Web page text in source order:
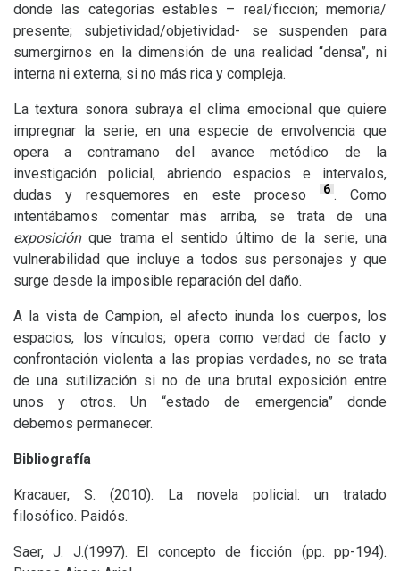
donde las categorías estables – real/ficción; memoria/
presente; subjetividad/objetividad- se suspenden para
sumergirnos en la dimensión de una realidad “densa”, ni
interna ni externa, si no más rica y compleja.
La textura sonora subraya el clima emocional que quiere
impregnar la serie, en una especie de envolvencia que
opera a contramano del avance metódico de la
investigación policial, abriendo espacios e intervalos,
dudas y resquemores en este proceso
6 . Como
intentábamos comentar más arriba, se trata de una
exposiciónque trama el sentido último de la serie, una
vulnerabilidad que incluye a todos sus personajes y que
surge desde la imposible reparación del daño.
A la vista de Campion, el afecto inunda los cuerpos, los
espacios, los vínculos; opera como verdad de facto y
confrontación violenta a las propias verdades, no se trata
de una sutilización si no de una brutal exposición entre
unos y otros. Un “estado de emergencia” donde
debemos permanecer.
Bibliografía
Kracauer, S. (2010). La novela policial: un tratado
filosófico. Paidós.
Saer,J. J.(1997). El concepto de ficción (pp. pp-194).